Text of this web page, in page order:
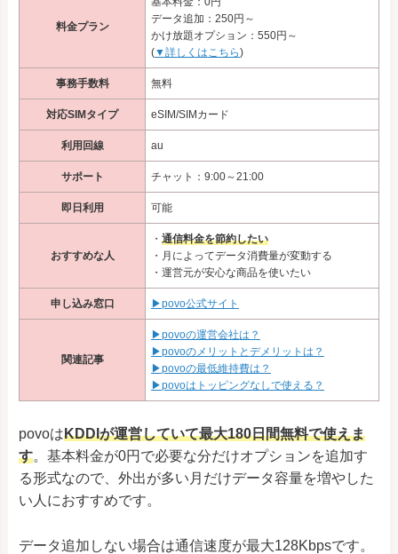
料金プラン
データ追加：250円～
かけ放題オプション：550円～
(▼詳しくはこちら)
事務手数料 無料
対応SIMタイプ eSIM/SIMカード
利用回線 au
サポート チャット：9:00～21:00
即日利用 可能
おすすめな人
・ 通信料金を節約したい
・月によってデータ消費量が変動する
・運営元が安心な商品を使いたい
申し込み窓口 ▶povo公式サイト
関連記事
▶povoの運営会社は？
▶povoのメリットとデメリットは？
▶povoの最低維持費は？
▶povoはトッピングなしで使える？
povoはKDDIが運営していて最大180日間無料で使えま
す。基本料金が0円で必要な分だけオプションを追加す
る形式なので、外出が多い月だけデータ容量を増やした
い人におすすめです。
データ追加しない場合は通信速度が最大128Kbpsです。